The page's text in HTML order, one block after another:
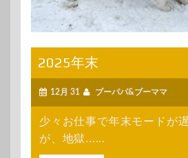
2025年末
12月 31 ブーパパ&ブーママ
少々お仕事で年末モードが
が、地獄......